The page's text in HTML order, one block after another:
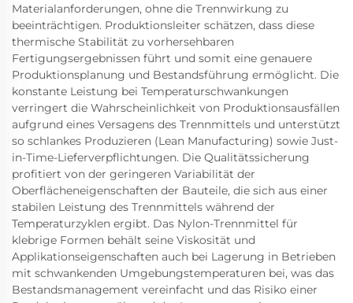
Materialanforderungen, ohne die Trennwirkung zu
beeinträchtigen. Produktionsleiter schätzen, dass diese
thermische Stabilität zu vorhersehbaren
Fertigungsergebnissen führt und somit eine genauere
Produktionsplanung und Bestandsführung ermöglicht. Die
konstante Leistung bei Temperaturschwankungen
verringert die Wahrscheinlichkeit von Produktionsausfällen
aufgrund eines Versagens des Trennmittels und unterstützt
so schlankes Produzieren (Lean Manufacturing) sowie Just-
in-Time-Lieferverpflichtungen. Die Qualitätssicherung
profitiert von der geringeren Variabilität der
Oberflächeneigenschaften der Bauteile, die sich aus einer
stabilen Leistung des Trennmittels während der
Temperaturzyklen ergibt. Das Nylon-Trennmittel für
klebrige Formen behält seine Viskosität und
Applikationseigenschaften auch bei Lagerung in Betrieben
mit schwankenden Umgebungstemperaturen bei, was das
Bestandsmanagement vereinfacht und das Risiko einer